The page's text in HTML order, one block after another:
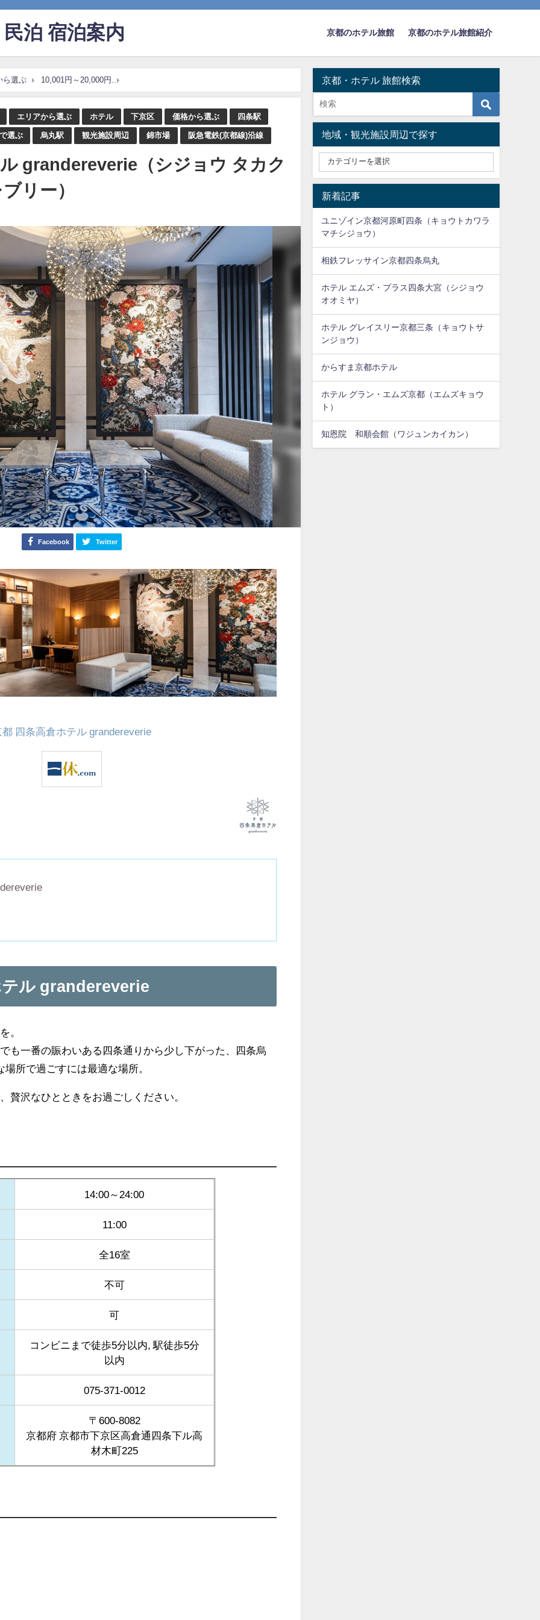
泊 宿泊案内 京都のホテル旅館 京都のホテル旅館紹介
ら選ぶ 10,001円～20,000円 京都 四条高倉ホテル grandereverie（シジョウ タカクラホテル グランレブリー）
エリアから選ぶ ホテル 下京区 価格から選ぶ 四条駅
選ぶ 烏丸駅 観光施設周辺 錦市場 阪急電鉄(京都線)沿線
grandereverie（シジョウ タカク
リー）
Facebook Twitter
都 四条高倉ホテル grandereverie
テル grandereverie
。
も一番の賑わいある四条通りから少し下がった、四条烏
所で過ごすには最適な場所。
贅沢なひとときをお過ごしください。
14:00～24:00
11:00
全16室
不可
可
コンビニまで徒歩5分以内, 駅徒歩5分
以内
075-371-0012
〒600-8082
京都府 京都市下京区高倉通四条下ル高
材木町225
京都・ホテル 旅館検索
地域・観光施設周辺で探す
新着記事
ユニゾイン京都河原町四条（キョウトカワラ
マチシジョウ）
相鉄フレッサイン京都四条烏丸
ホテル エムズ・プラス四条大宮（シジョウ
オオミヤ）
ホテル グレイスリー京都三条（キョウトサ
ンジョウ）
からすま京都ホテル
ホテル グラン・エムズ京都（エムズキョウ
ト）
知恩院 和順会館（ワジュンカイカン）